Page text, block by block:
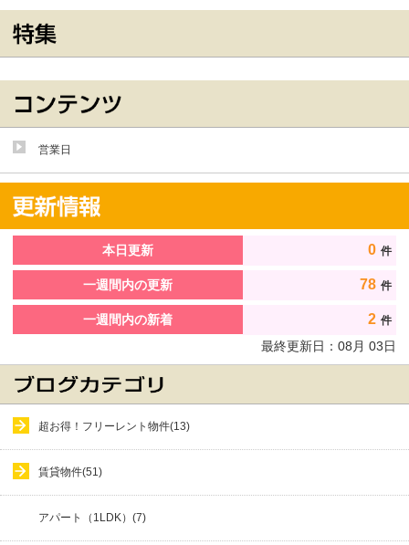
営業日
本日更新 0 件
一週間内の更新 78 件
一週間内の新着 2 件
最終更新日： 08 月 03日
超お得！フリーレント物件(13)
賃貸物件(51)
アパート（1LDK）(7)